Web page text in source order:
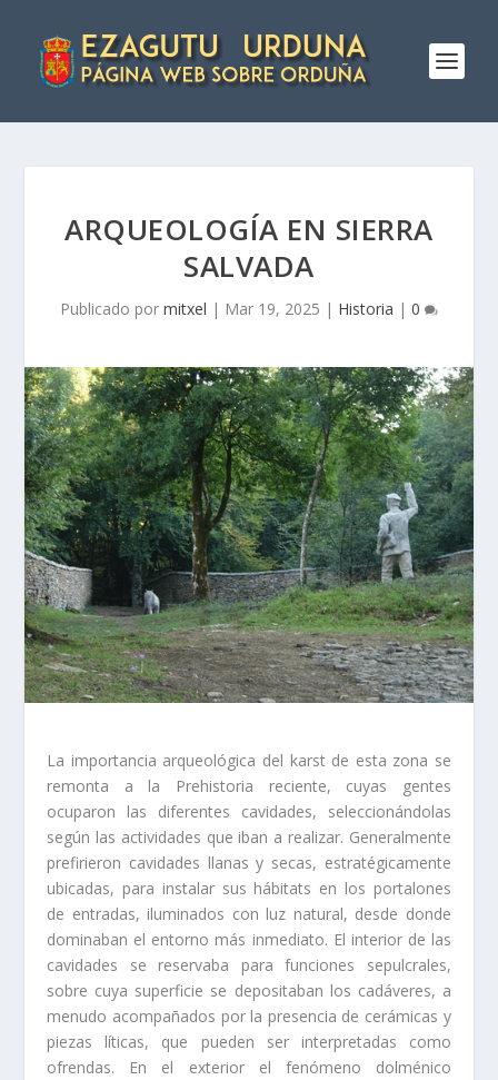
ARQUEOLOGÍ­A EN SIERRA
SALVADA
Publicado por mitxel | Mar 19, 2025 | Historia | 0
La importancia arqueológica del karst de esta zona se
remonta a la Prehistoria reciente, cuyas gentes
ocuparon las diferentes cavidades, seleccionándolas
según las actividades que iban a realizar. Generalmente
prefirieron cavidades llanas y secas, estratégicamente
ubicadas, para instalar sus hábitats en los portalones
de entradas, iluminados con luz natural, desde donde
dominaban el entorno más inmediato. El interior de las
cavidades se reservaba para funciones sepulcrales,
sobre cuya superficie se depositaban los cadáveres, a
menudo acompañados por la presencia de cerámicas y
piezas lí­ticas, que pueden ser interpretadas como
ofrendas. En el exterior el fenómeno dolménico